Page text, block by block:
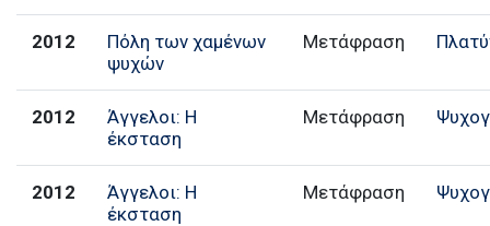
2012
Πόλη των χαμένων
ψυχών
Μετάφραση
2012
Άγγελοι: Η
έκσταση
Μετάφραση
2012
Άγγελοι: Η
έκσταση
Μετάφραση